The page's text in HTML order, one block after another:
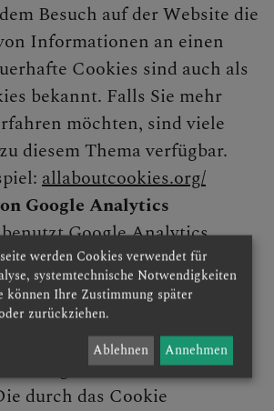
Besuch auf der Website die
Informationen an einen
Cookies sind auch als
bekannt. Falls Sie mehr
möchten, sind viele
diesem Thema verfügbar.
allaboutcookies.org/
Google Analytics
Google Analytics,
der Google Inc.
Analytics verwendet sog.
die auf Ihrem
werden und die eine
der Website durch Sie
durch das Cookie
werden Cookies verwendet für
systemtechnische Notwendigkeiten
können Ihre Zustimmung später
zurückziehen.
Ablehnen Annehmen